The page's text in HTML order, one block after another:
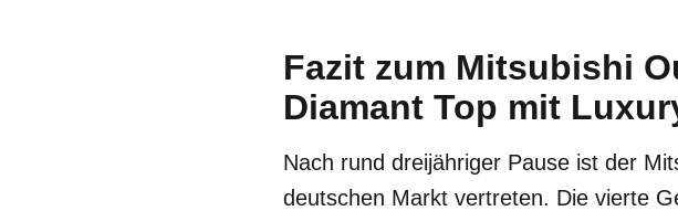
Fazit zum Mitsubishi
Diamant Top mit
Nach rund dreijähriger Pause ist der
deutschen Markt vertreten. Die vierte